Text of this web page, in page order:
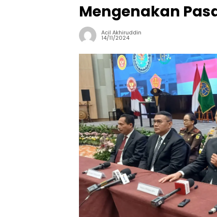
Mengenakan
Acil Akhiruddin
14/11/2024